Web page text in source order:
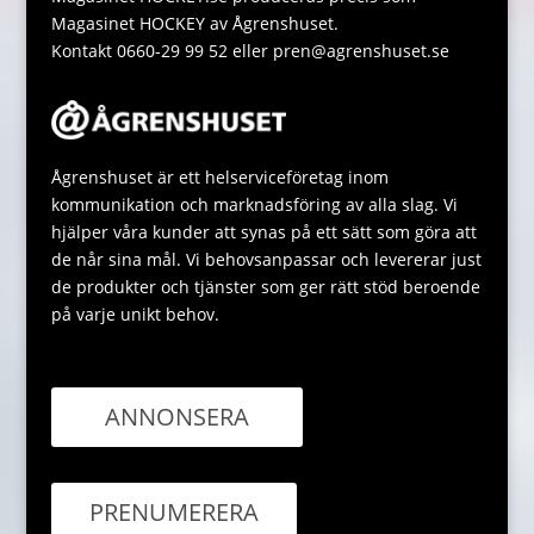
Magasinet HOCKEY av Ågrenshuset.
Kontakt 0660-29 99 52 eller pren@agrenshuset.se
Ågrenshuset är ett helserviceföretag inom
kommunikation och marknadsföring av alla slag. Vi
hjälper våra kunder att synas på ett sätt som göra att
de når sina mål. Vi behovsanpassar och levererar just
de produkter och tjänster som ger rätt stöd beroende
på varje unikt behov.
ANNONSERA
PRENUMERERA